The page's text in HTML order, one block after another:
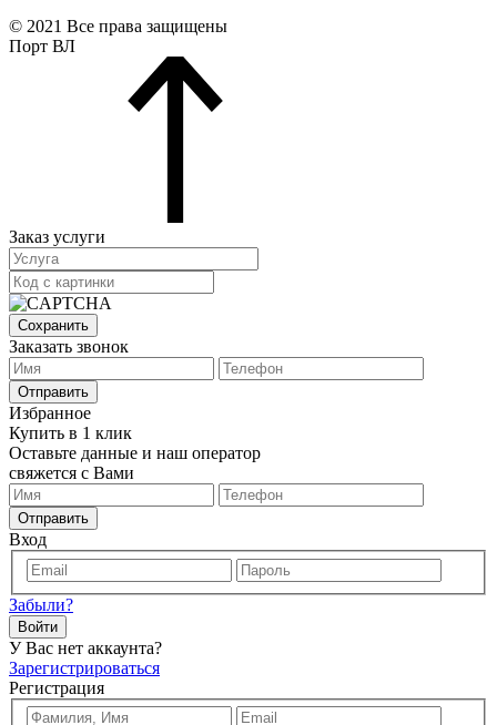
© 2021 Все права защищены
Порт ВЛ
Заказ услуги
Сохранить
Заказать звонок
Отправить
Избранное
Купить в 1 клик
Оставьте данные и наш оператор
свяжется с Вами
Отправить
Вход
Забыли?
Войти
У Вас нет аккаунта?
Зарегистрироваться
Регистрация